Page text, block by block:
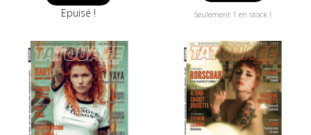
Epuisé !
Seulement 1 en stock !